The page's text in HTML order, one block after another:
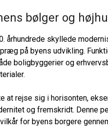
bølger og
århundrede skyllede
på byens udvikling.
boligbyggerier og
at rejse sig i horisonten,
og fremskridt. Denne
for byens borgere